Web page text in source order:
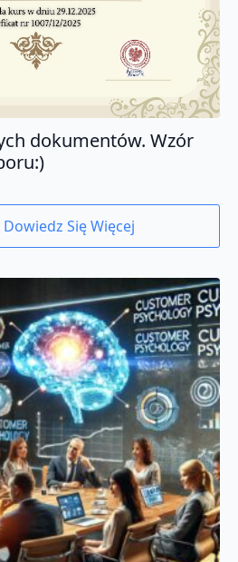
dokumentów. Wzór
Dowiedz Się Więcej